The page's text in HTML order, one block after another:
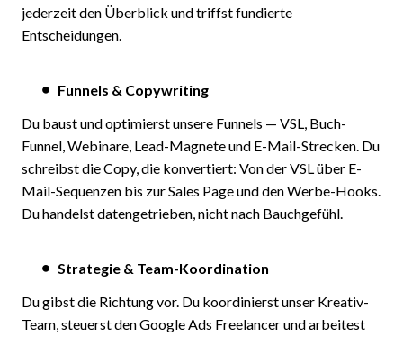
jederzeit den Überblick und triffst fundierte
Entscheidungen.
Funnels & Copywriting
Du baust und optimierst unsere Funnels — VSL, Buch-
Funnel, Webinare, Lead-Magnete und E-Mail-Strecken. Du
schreibst die Copy, die konvertiert: Von der VSL über E-
Mail-Sequenzen bis zur Sales Page und den Werbe-Hooks.
Du handelst datengetrieben, nicht nach Bauchgefühl.
Strategie & Team-Koordination
Du gibst die Richtung vor. Du koordinierst unser Kreativ-
Team, steuerst den Google Ads Freelancer und arbeitest